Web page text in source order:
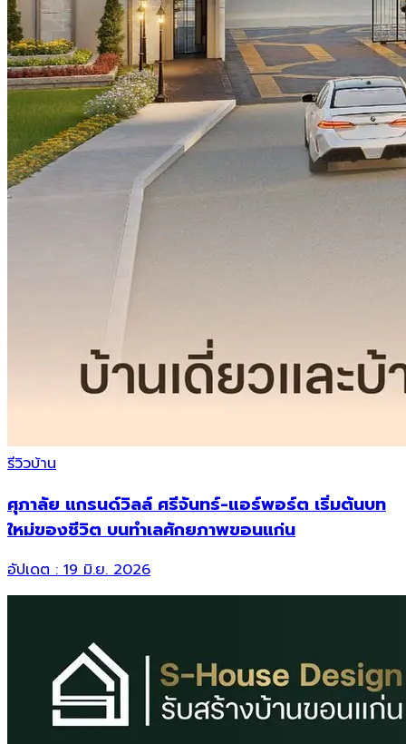
รีวิวบ้าน
ศุภาลัย แกรนด์วิลล์ ศรีจันทร์-แอร์พอร์ต เริ่มต้นบท
ใหม่ของชีวิต บนทำเลศักยภาพขอนแก่น
อัปเดต :19 มิ.ย. 2026